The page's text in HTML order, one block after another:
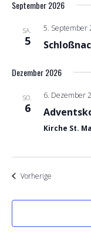
September 2026
SA.
5
5. September
Dezember 2026
SO.
6
6. Dezember
Kirche St.
Vorherige